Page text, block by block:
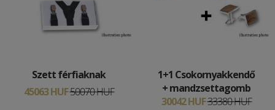
Szett férfiaknak
45063 HUF50070 HUF
1+1 Csokornyakkendő
+ mandzsettagomb
30042 HUF33380 HUF